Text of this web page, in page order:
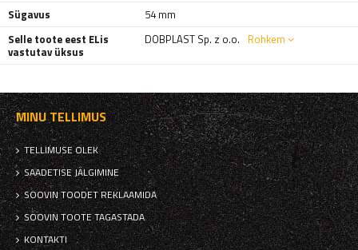
Sügavus
54 mm
Selle toote eest ELis
vastutav üksus
DOBPLAST Sp. z o.o. Rohkem
MINU TELLIMUS
TELLIMUSE OLEK
SAADETISE JÄLGIMINE
SOOVIN TOODET REKLAAMIDA
SOOVIN TOOTE TAGASTADA
KONTAKTI